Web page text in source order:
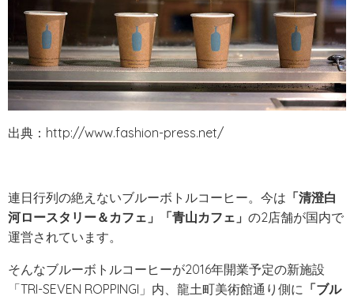
出典： http://www.fashion-press.net/
連日行列の絶えないブルーボトルコーヒー。今は 「清澄白
河ロースタリー＆カフェ」「青山カフェ」 の2店舗が国内で
運営されています。
そんなブルーボトルコーヒーが2016年開業予定の新施設
「TRI-SEVEN ROPPINGI」内、龍土町美術館通り側に 「ブル